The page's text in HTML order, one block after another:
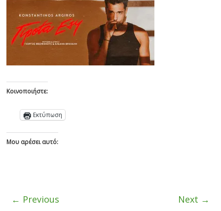
Κοινοποιήστε:
Εκτύπωση
Μου αρέσει αυτό:
← Previous Next →